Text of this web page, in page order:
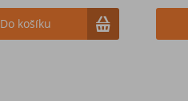
Do košíku